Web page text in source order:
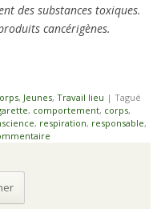
des substances toxiques.
cancérigènes.
, Jeunes, Travail lieu | Tagué
, comportement, corps,
, respiration, responsable,